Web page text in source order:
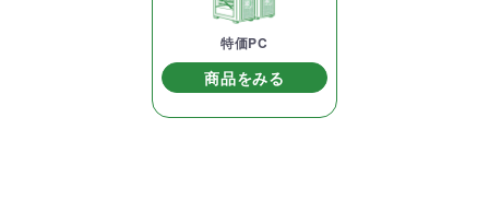
特価PC
商品をみる